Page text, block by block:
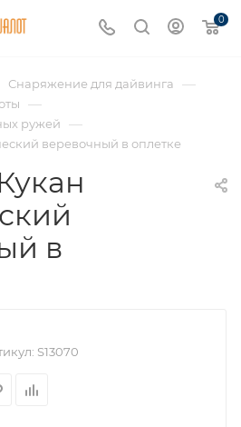
0
Снаряжение для дайвинга —
—
ружей —
веревочный в оплетке
в
S13070